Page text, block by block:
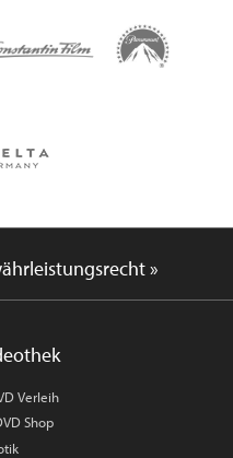
»
Verleih
Shop